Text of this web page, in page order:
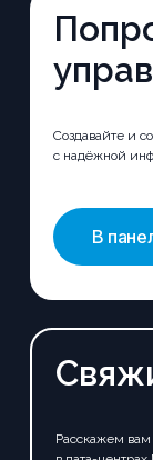
Создавайте и
с надёжной
В
Расскажем